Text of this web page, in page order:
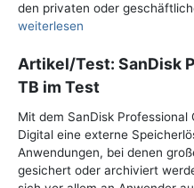
den privaten oder
weiterlesen
Artikel/Test: SanDisk
TB im Test
Mit dem SanDisk Professional
Digital eine externe
Anwendungen, bei denen
gesichert oder archiviert